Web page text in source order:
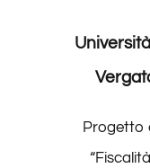
Progetto